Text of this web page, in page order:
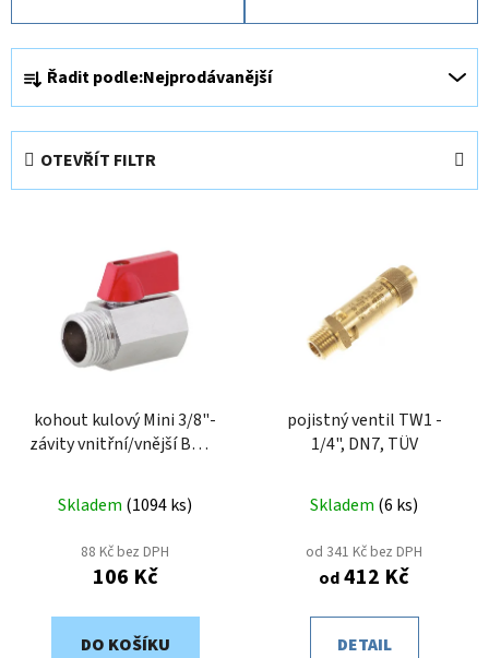
Ř
a
z
e
n
Řadit podle:Nejprodávanější
OTEVŘÍT FILTR
kohout kulový Mini 3/8"-
závity vnitřní/vnější BMA-
38)
Skladem (1094 ks)
88 Kč bez DPH
106 Kč
DO KOŠÍKU
pojistný ventil TW1 -
1/4", DN7, TÜV
Skladem (6 ks)
od 341 Kč bez DPH
od412 Kč
DETAIL